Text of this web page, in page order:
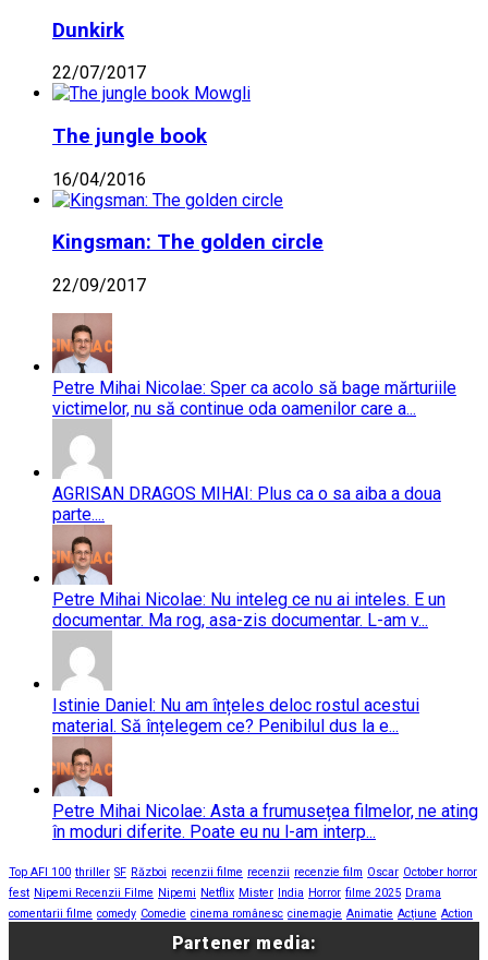
Dunkirk
22/07/2017
The jungle book
16/04/2016
Kingsman: The golden circle
22/09/2017
Petre Mihai Nicolae: Sper ca acolo să bage mărturiile
victimelor, nu să continue oda oamenilor care a...
AGRISAN DRAGOS MIHAI: Plus ca o sa aiba a doua
parte....
Petre Mihai Nicolae: Nu inteleg ce nu ai inteles. E un
documentar. Ma rog, asa-zis documentar. L-am v...
Istinie Daniel: Nu am înțeles deloc rostul acestui
material. Să înțelegem ce? Penibilul dus la e...
Petre Mihai Nicolae: Asta a frumusețea filmelor, ne ating
în moduri diferite. Poate eu nu l-am interp...
Top AFI 100 thriller SF Război recenzii filme recenzii recenzie film Oscar October horror
fest Nipemi Recenzii Filme Nipemi Netflix Mister India Horror filme 2025 Drama
comentarii filme comedy Comedie cinema românesc cinemagie Animatie Acțiune Action
Partener media: